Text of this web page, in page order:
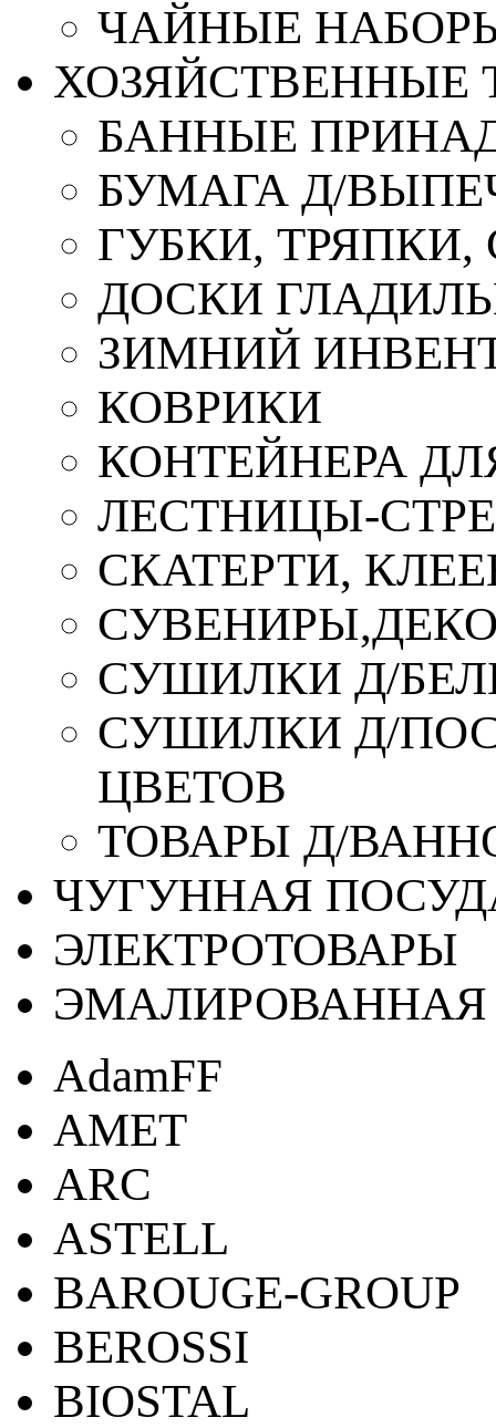
ЧАЙНЫЕ
ХОЗЯЙСТВЕННЫЕ
БАННЫЕ
БУМАГА Д/
ГУБКИ,
ДОСКИ
ЗИМНИЙ
КОВРИКИ
КОНТЕЙНЕРА
ЛЕСТНИЦЫ-
СКАТЕРТИ,
СУШИЛКИ Д/
СУШИЛКИ Д/
ЦВЕТОВ
ТОВАРЫ Д/
ЧУГУННАЯ
ЭЛЕКТРОТОВАРЫ
ЭМАЛИРОВАННАЯ
AdamFF
AMET
ARC
ASTELL
BAROUGE-GROUP
BEROSSI
BIOSTAL